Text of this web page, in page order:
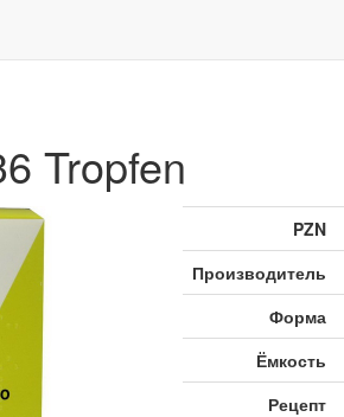
Tropfen
PZN
Производитель
Форма
Ёмкость
Рецепт